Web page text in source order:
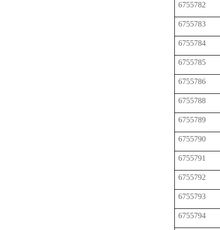
6755782
6755783
6755784
6755785
6755786
6755788
6755789
6755790
6755791
6755792
6755793
6755794